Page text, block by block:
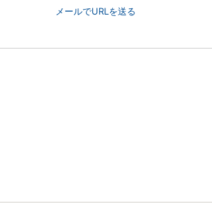
メールでURLを送る